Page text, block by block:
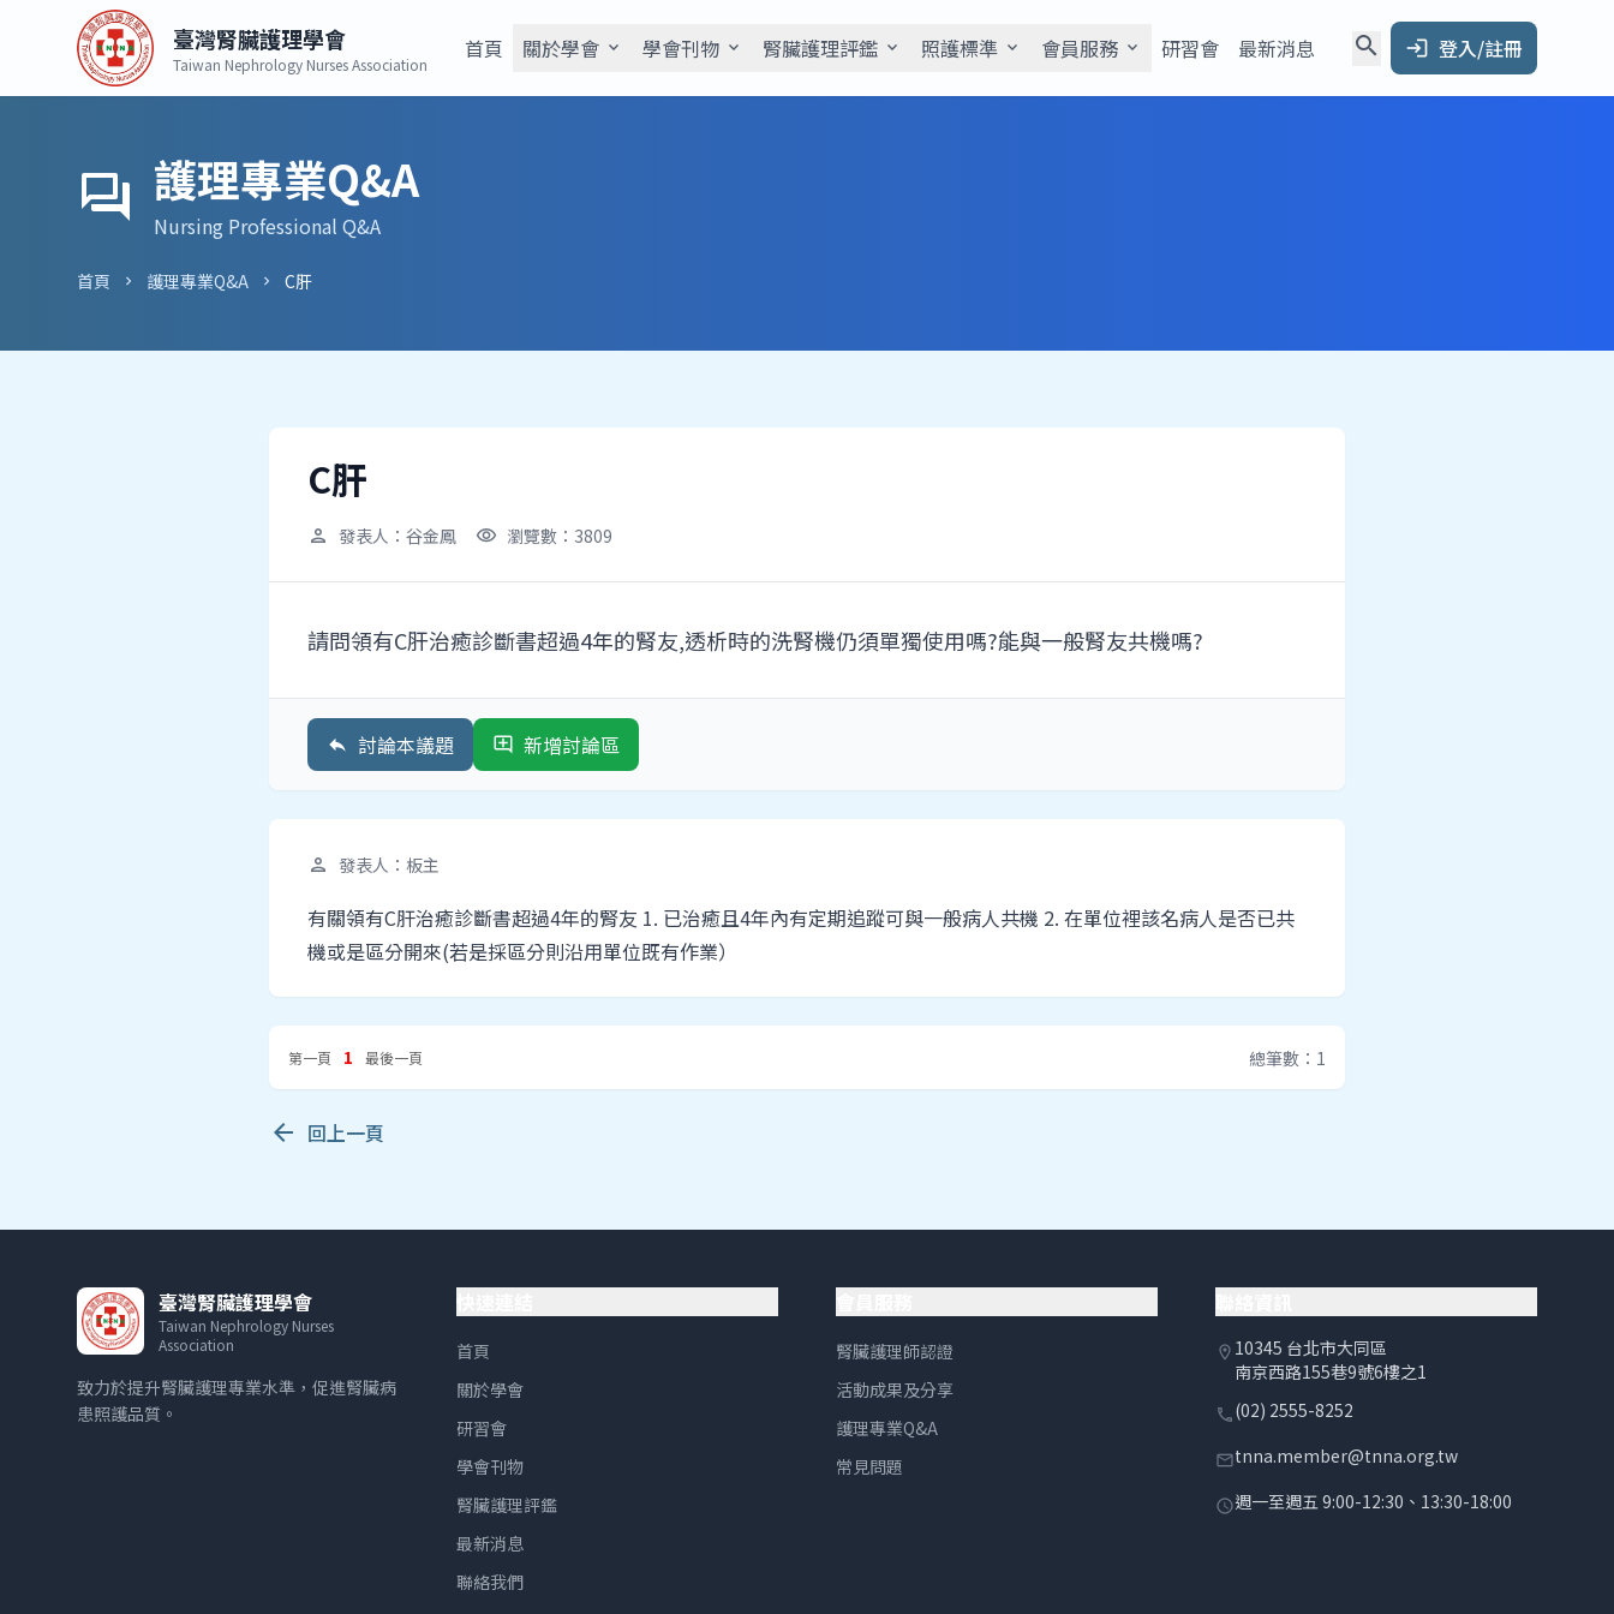
臺灣腎臟護理學會
Taiwan Nephrology Nurses Association
首頁 關於學會 expand_more 學會刊物 expand_more 腎臟護理評鑑 expand_more 照護標準 expand_more 會員服務 expand_more 研習會 最新消息 search login 登入/註冊
forum 護理專業Q&A
Nursing Professional Q&A
首頁 chevron_right 護理專業Q&A chevron_right C肝
C肝
person 發表人：谷金鳳 visibility 瀏覽數：3809
請問領有C肝治癒診斷書超過4年的腎友,透析時的洗腎機仍須單獨使用嗎?能與一般腎友共機嗎?
reply 討論本議題 add_comment 新增討論區
person 發表人：板主
有關領有C肝治癒診斷書超過4年的腎友 1. 已治癒且4年內有定期追蹤可與一般病人共機 2. 在單位裡該名病人是否已共
機或是區分開來(若是採區分則沿用單位既有作業）
第一頁 1 最後一頁 總筆數：1
arrow_back 回上一頁
臺灣腎臟護理學會
Taiwan Nephrology Nurses
Association
致力於提升腎臟護理專業水準，促進腎臟病
患照護品質。
首頁
關於學會
研習會
學會刊物
腎臟護理評鑑
最新消息
聯絡我們
腎臟護理師認證
活動成果及分享
護理專業Q&A
常見問題
location_on 10345 台北市大同區
南京西路155巷9號6樓之1
phone(02) 2555-8252
emailtnna.member@tnna.org.tw
schedule週一至週五 9:00-12:30、13:30-18:00